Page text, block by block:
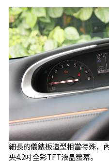
細長的儀錶板造型相當特殊，
央4.2吋全彩TFT液晶螢幕。